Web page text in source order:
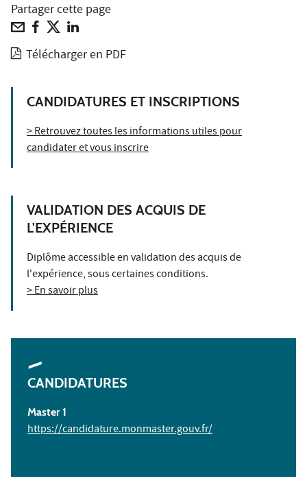
Partager cette page
Télécharger en PDF
CANDIDATURES ET INSCRIPTIONS
> Retrouvez toutes les informations utiles pour
candidater et vous inscrire
VALIDATION DES ACQUIS DE
L'EXPÉRIENCE
Diplôme accessible en validation des acquis de
l'expérience, sous certaines conditions.
> En savoir plus
CANDIDATURES
Master 1
https://candidature.monmaster.gouv.fr/